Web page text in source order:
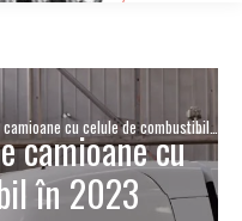
cu celule de combustibil
camioane cu
în 2023